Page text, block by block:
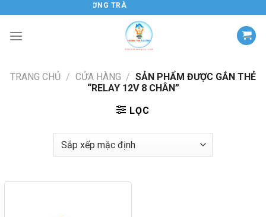
nội
ĐIỆN TỬ HƯƠNG TRÀ
TRANG CHỦ / CỬA HÀNG / SẢN PHẨM ĐƯỢC GẮN THẺ
“RELAY 12V 8 CHÂN”
LỌC